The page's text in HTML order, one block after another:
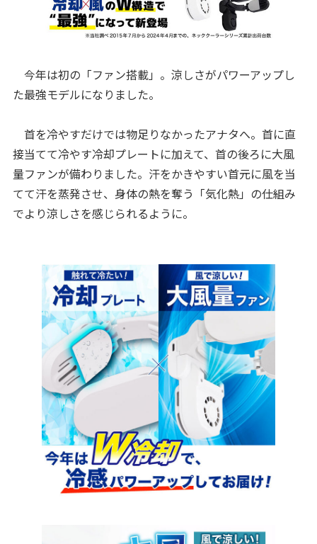
今年は初の「ファン搭載」。涼しさがパワーアップし
た最強モデルになりました。
首を冷やすだけでは物足りなかったアナタへ。首に直
接当てて冷やす冷却プレートに加えて、首の後ろに大風
量ファンが備わりました。汗をかきやすい首元に風を当
てて汗を蒸発させ、身体の熱を奪う「気化熱」の仕組み
でより涼しさを感じられるように。